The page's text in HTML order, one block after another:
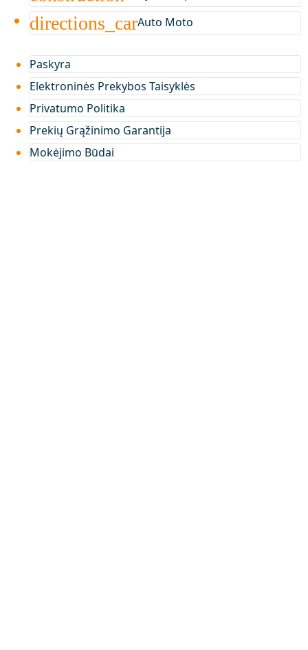
directions_carAuto Moto
Paskyra
Elektroninės Prekybos Taisyklės
Privatumo Politika
Prekių Grąžinimo Garantija
Mokėjimo Būdai